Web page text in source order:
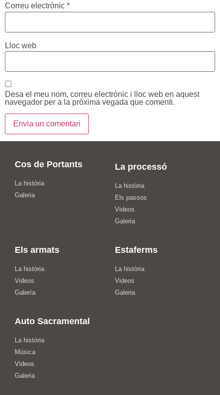
Correu electrònic *
Lloc web
Desa el meu nom, correu electrònic i lloc web en aquest
navegador per a la pròxima vegada que comenti.
Cos de Portants
La història
Galeria
La processó
La història
Els passos
Videos
Galeria
Els armats
La història
Videos
Galería
Estaferms
La història
Videos
Galeria
Auto Sacramental
La història
Música
Videos
Galeria